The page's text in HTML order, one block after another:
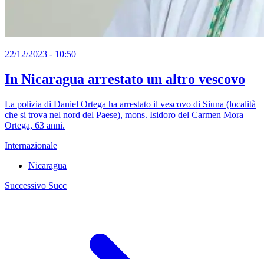
22/12/2023 - 10:50
In Nicaragua arrestato un altro vescovo
La polizia di Daniel Ortega ha arrestato il vescovo di Siuna (località
che si trova nel nord del Paese), mons. Isidoro del Carmen Mora
Ortega, 63 anni.
Internazionale
Nicaragua
Successivo Succ